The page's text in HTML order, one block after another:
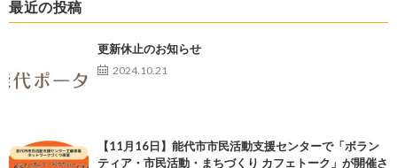
最近の投稿
更新休止のお知らせ
2024.10.21
【11月16日】能代市市民活動支援センターで「ボラン
ティア・市民活動・まちづくり カフェトーク」が開催さ